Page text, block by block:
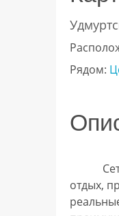
Рядом:
oтдыx,